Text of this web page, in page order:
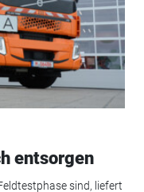
entsorgen
sind, liefert